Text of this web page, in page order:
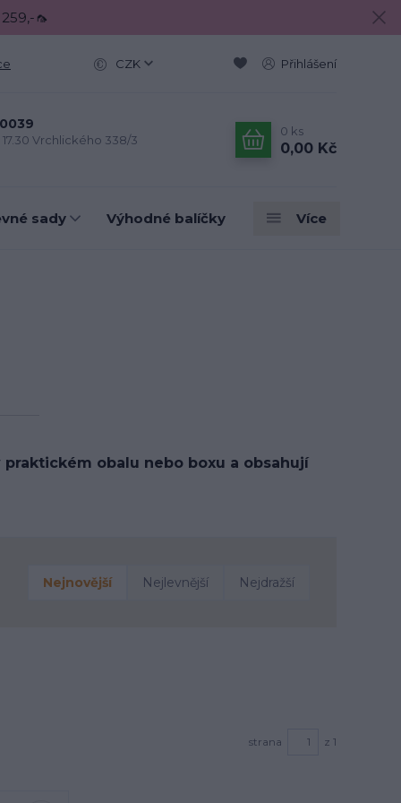
🦟
CZK Přihlášení
17.30 Vrchlického 338/3
0 ks
0,00 Kč
sady Výhodné balíčky Více
praktickém obalu nebo boxu a obsahují
Nejnovější Nejlevnější Nejdražší
strana z 1